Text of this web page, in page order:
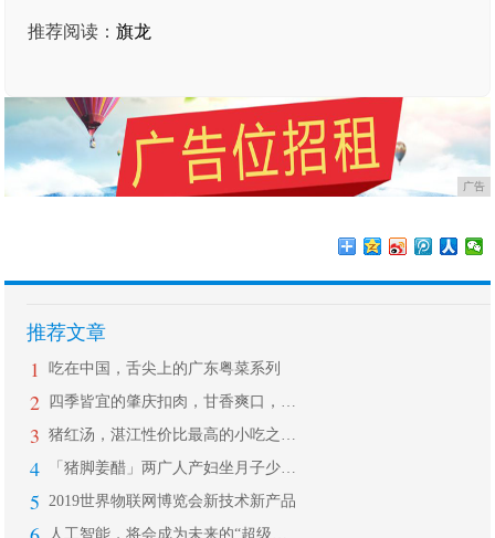
推荐阅读：旗龙
广告
推荐文章
1 吃在中国，舌尖上的广东粤菜系列
2 四季皆宜的肇庆扣肉，甘香爽口，是地方
3 猪红汤，湛江性价比最高的小吃之一，真
4 「猪脚姜醋」两广人产妇坐月子少不了的
5 2019世界物联网博览会新技术新产品
人工智能，将会成为未来的“超级风口”